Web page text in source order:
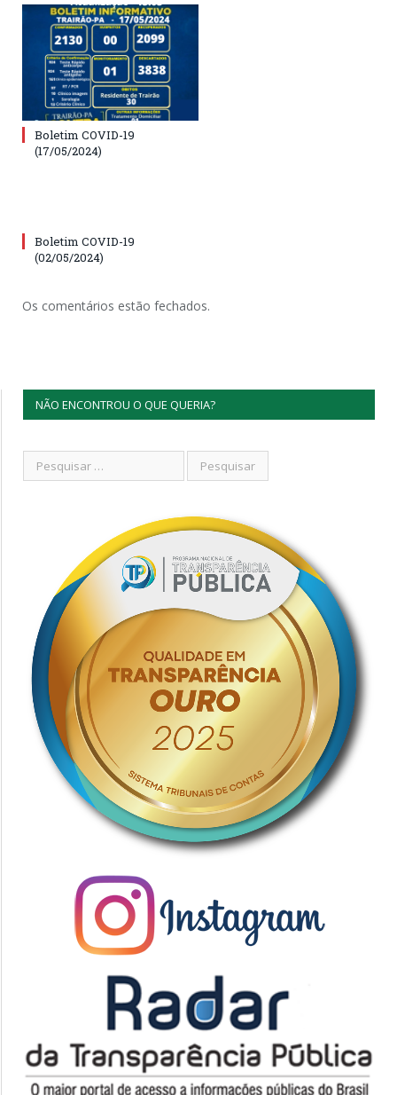
Boletim COVID-19
(17/05/2024)
Boletim COVID-19
(02/05/2024)
Os comentários estão fechados.
NÃO ENCONTROU O QUE QUERIA?